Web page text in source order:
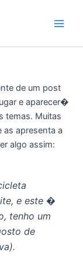
de um post
e aparecer�
temas. Muitas
apresenta a
algo assim:
e este �
tenho um
de